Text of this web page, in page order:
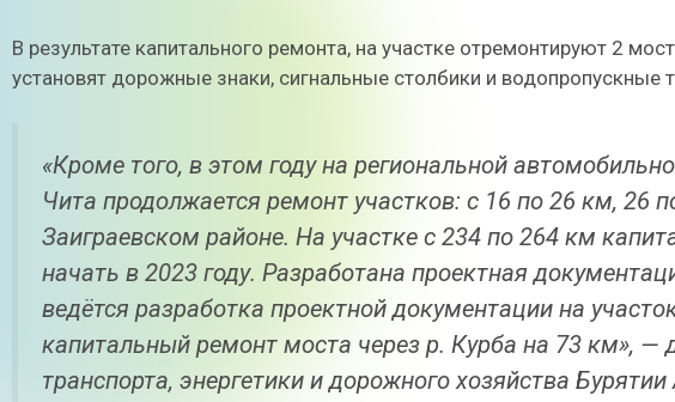
В результате капитального ремонта, на участке отремонтируют 2
установят дорожные знаки, сигнальные столбики и водопропускные
«Кроме того, в этом году на региональной
Чита продолжается ремонт участков: с 16 по 26 км, 26
Заиграевском районе. На участке с 234 по 264 км
начать в 2023 году. Разработана проектная
ведётся разработка проектной документации на
капитальный ремонт моста через р. Курба на 73 км», —
транспорта, энергетики и дорожного хозяйства Бурятии